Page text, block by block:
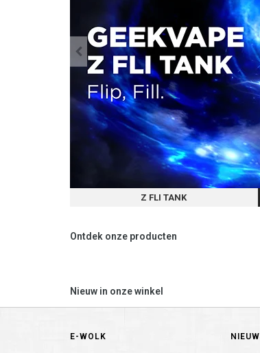
Z FLI TANK
Ontdek onze producten
Nieuw in onze winkel
E-WOLK